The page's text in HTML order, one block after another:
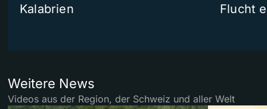
Kalabrien
Flucht
Weitere News
Videos aus der Region, der Schweiz und aller Welt